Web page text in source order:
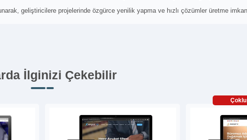
geliştiricilere projelerinde özgürce yenilik yapma ve hızlı çözümler üretme
İlginizi Çekebilir